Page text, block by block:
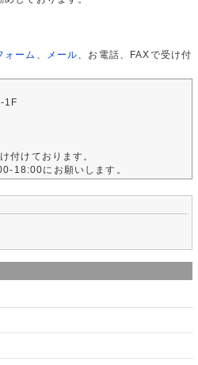
ォーム メール 、お電話、FAXで受け付
1F
付けております。
18:00にお願いします。